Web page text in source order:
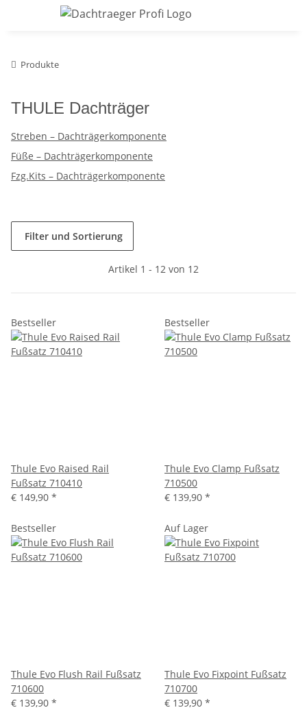
Produkte
THULE Dachträger
Streben – Dachträgerkomponente
Füße – Dachträgerkomponente
Fzg.Kits – Dachträgerkomponente
Filter und Sortierung
Artikel 1 - 12 von 12
Bestseller
Thule Evo Raised Rail
Fußsatz 710410
€ 149,90 *
Bestseller
Thule Evo Clamp Fußsatz
710500
€ 139,90 *
Bestseller
Thule Evo Flush Rail Fußsatz
710600
€ 139,90 *
Auf Lager
Thule Evo Fixpoint Fußsatz
710700
€ 139,90 *